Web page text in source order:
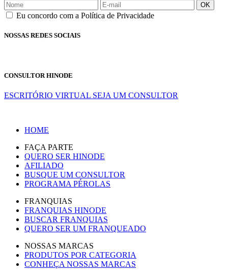
OK
Eu concordo com a Política de Privacidade
NOSSAS REDES SOCIAIS
CONSULTOR HINODE
ESCRITÓRIO VIRTUAL SEJA UM CONSULTOR
HOME
FAÇA PARTE
QUERO SER HINODE
AFILIADO
BUSQUE UM CONSULTOR
PROGRAMA PÉROLAS
FRANQUIAS
FRANQUIAS HINODE
BUSCAR FRANQUIAS
QUERO SER UM FRANQUEADO
NOSSAS MARCAS
PRODUTOS POR CATEGORIA
CONHEÇA NOSSAS MARCAS